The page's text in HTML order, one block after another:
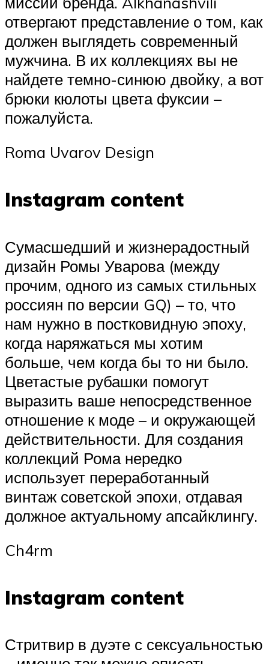
отвергают представление о том, как
должен выглядеть современный
мужчина. В их коллекциях вы не
найдете темно­-синюю двойку, а вот
брюки­ кюлоты цвета фуксии –
пожалуйста.
Roma Uvarov Design
Instagram content
Сумасшедший и жизнерадостный
дизайн Ромы Уварова (между
прочим, одного из самых стильных
россиян по версии GQ) – то, что
нам нужно в постковидную эпоху,
когда наряжаться мы хотим
больше, чем когда бы то ни было.
Цветастые рубашки помогут
выразить ваше непосредственное
отношение к моде – и окружающей
действительности. Для создания
коллекций Рома нередко
использует переработанный
винтаж советской эпохи, отдавая
должное актуальному апсайклингу.
Ch4rm
Instagram content
Стритвир в дуэте с сексуальностью